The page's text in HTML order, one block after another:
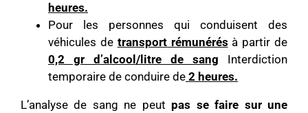
heures.
Pour les personnes qui conduisent des
véhicules de transport rémunérés à partir de
0,2 gr d’alcool/litre de sang Interdiction
temporaire de conduire de 2 heures.
L’analyse de sang ne peut pas se faire sur une